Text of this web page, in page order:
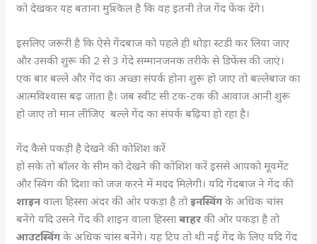
को देखकर यह बताना मुश्किल है कि वह इतनी तेज गेंद फेंक देंगे।
इसलिए जरूरी है कि ऐसे गेंदबाज को पहले ही थोड़ा स्टडी कर लिया जाए
और उसकी शुरू की 2 से 3 गेंदे सम्मानजनक तरीके से डिफेंस की जाएं।
एक बार बल्ले और गेंद का अच्छा संपर्क होना शुरू हो जाए तो बल्लेबाज का
आत्मविश्वास बढ़ जाता है। जब स्वीट सी टक-टक की आवाज आनी शुरू
हो जाए तो मान लीजिए बल्ले गेंद का संपर्क बढ़िया हो रहा है।
गेंद कैसे पकड़ी है देखने की कोशिश करें
हो सके तो बॉलर के सीम को देखने की कोशिश करें इससे आपको मूवमेंट
और स्विंग की दिशा को जज करने में मदद मिलेगी। यदि गेंदबाज ने गेंद की
शाइनवाला हिस्सा अंदर की ओर पकड़ा है तोइनस्विंगके अधिक चांस
बनेंगे यदि उसने गेंद की शाइन वाला हिस्साबाहरकी ओर पकड़ा है तो
आउटस्विंगके अधिक चांस बनेंगे। यह टिप तो थी नई गेंद के लिए यदि गेंद